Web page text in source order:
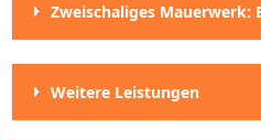
Zweischaliges Mauerwerk:
Weitere Leistungen